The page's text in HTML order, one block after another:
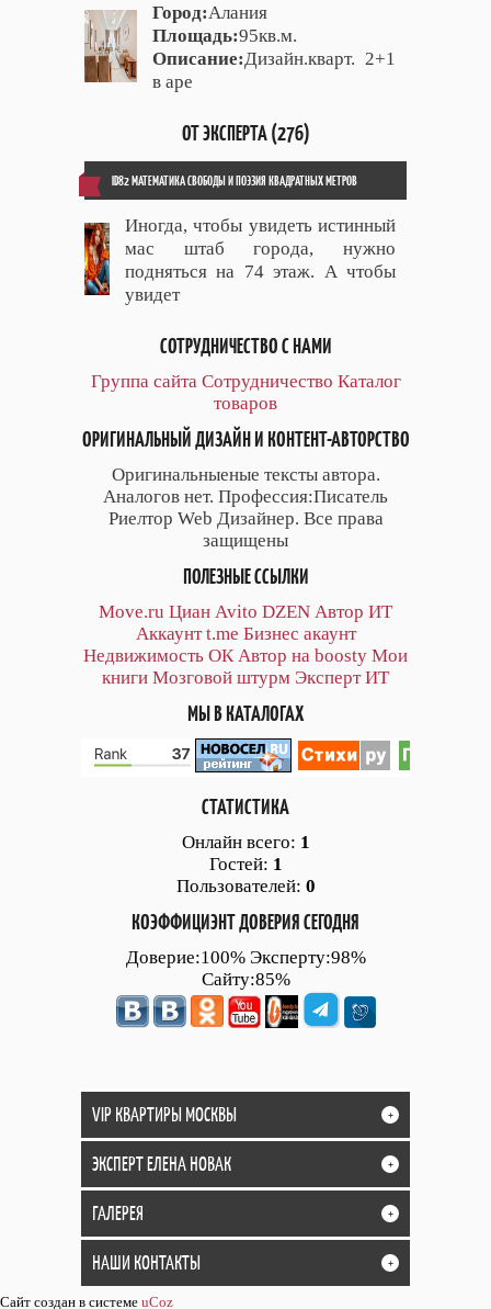
Город:Алания
Площадь:95кв.м.
Описание: Дизайн.кварт. 2+1
в аре
ОТ ЭКСПЕРТА (276)
ID82 МАТЕМАТИКА СВОБОДЫ И ПОЭЗИЯ КВАДРАТНЫХ МЕТРОВ
Иногда, чтобы увидеть истинный
мас штаб города, нужно
подняться на 74 этаж. А чтобы
увидет
СОТРУДНИЧЕСТВО С НАМИ
Группа сайта Сотрудничество Каталог
товаров
ОРИГИНАЛЬНЫЙ ДИЗАЙН И КОНТЕНТ-АВТОРСТВО
Оригинальныеные тексты автора.
Аналогов нет. Профессия:Писатель
Риелтор Web Дизайнер. Все права
защищены
ПОЛЕЗНЫЕ ССЫЛКИ
Move.ru Циан Avito DZEN Автор ИТ
Аккаунт t.me Бизнес акаунт
Недвижимость ОК Автор на boosty Мои
книги Мозговой штурм Эксперт ИТ
МЫ В КАТАЛОГАХ
СТАТИСТИКА
Онлайн всего: 1
Гостей: 1
Пользователей: 0
КОЭФФИЦИЭНТ ДОВЕРИЯ СЕГОДНЯ
Доверие:100% Эксперту:98%
Сайту:85%
VIP КВАРТИРЫ МОСКВЫ +
ЭКСПЕРТ ЕЛЕНА НОВАК +
ГАЛЕРЕЯ +
НАШИ КОНТАКТЫ +
Сайт создан в системе uCoz